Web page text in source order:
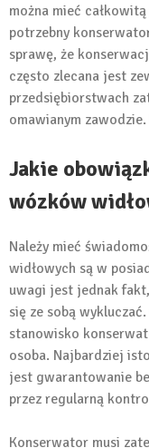
można mieć
potrzebny
sprawę, że
często zlecana jest
przedsiębiorstwach
omawianym
Jakie
wózków
Należy mieć
widłowych są w
uwagi jest jednak
się ze sobą
stanowisko
osoba. Najbardziej
jest gwarantowanie
przez regularną
Konserwator musi